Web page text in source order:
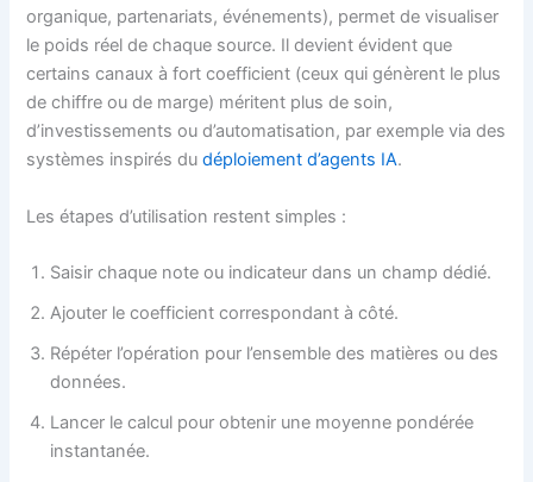
organique, partenariats, événements), permet de visualiser
le poids réel de chaque source. Il devient évident que
certains canaux à fort coefficient (ceux qui génèrent le plus
de chiffre ou de marge) méritent plus de soin,
d’investissements ou d’automatisation, par exemple via des
systèmes inspirés dudéploiement d’agents IA.
Les étapes d’utilisation restent simples :
Saisir chaque note ou indicateur dans un champ dédié.
Ajouter le coefficient correspondant à côté.
Répéter l’opération pour l’ensemble des matières ou des
données.
Lancer le calcul pour obtenir une moyenne pondérée
instantanée.